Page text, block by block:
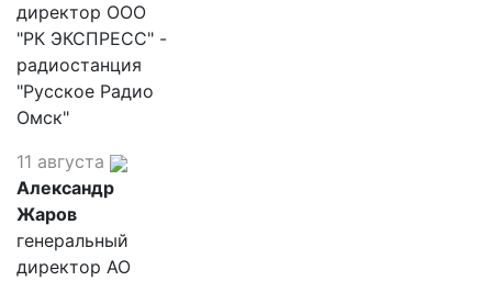
директор ООО
"РК ЭКСПРЕСС" -
радиостанция
"Русское Радио
Омск"
11 августа
Александр
Жаров
генеральный
директор АО